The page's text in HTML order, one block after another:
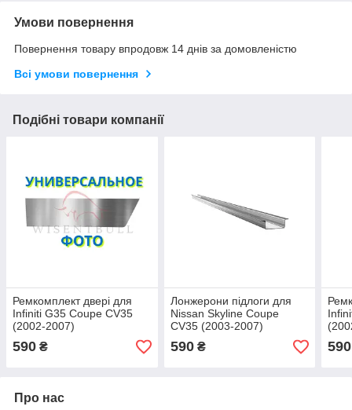
Умови повернення
Повернення товару впродовж 14 днів за домовленістю
Всі умови повернення
Подібні товари компанії
Ремкомплект двері для
Infiniti G35 Coupe CV35
(2002-2007)
590 ₴
Лонжерони підлоги для
Nissan Skyline Coupe
CV35 (2003-2007)
590₴ 590
Про нас